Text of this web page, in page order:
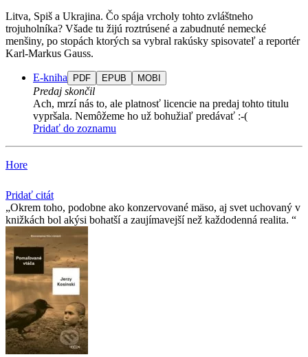
Litva, Spiš a Ukrajina. Čo spája vrcholy tohto zvláštneho
trojuholníka? Všade tu žijú roztrúsené a zabudnuté nemecké
menšiny, po stopách ktorých sa vybral rakúsky spisovateľ a reportér
Karl-Markus Gauss.
E-kniha PDF EPUB MOBI
Predaj skončil
Ach, mrzí nás to, ale platnosť licencie na predaj tohto titulu
vypršala. Nemôžeme ho už bohužiaľ predávať :-(
Pridať do zoznamu
Hore
Pridať citát
Okrem toho, podobne ako konzervované mäso, aj svet uchovaný v
knižkách bol akýsi bohatší a zaujímavejší než každodenná realita.